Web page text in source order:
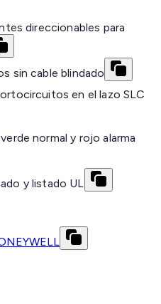
direccionables para
sin cable blindado
en el lazo SLC
normal y rojo alarma
y listado UL